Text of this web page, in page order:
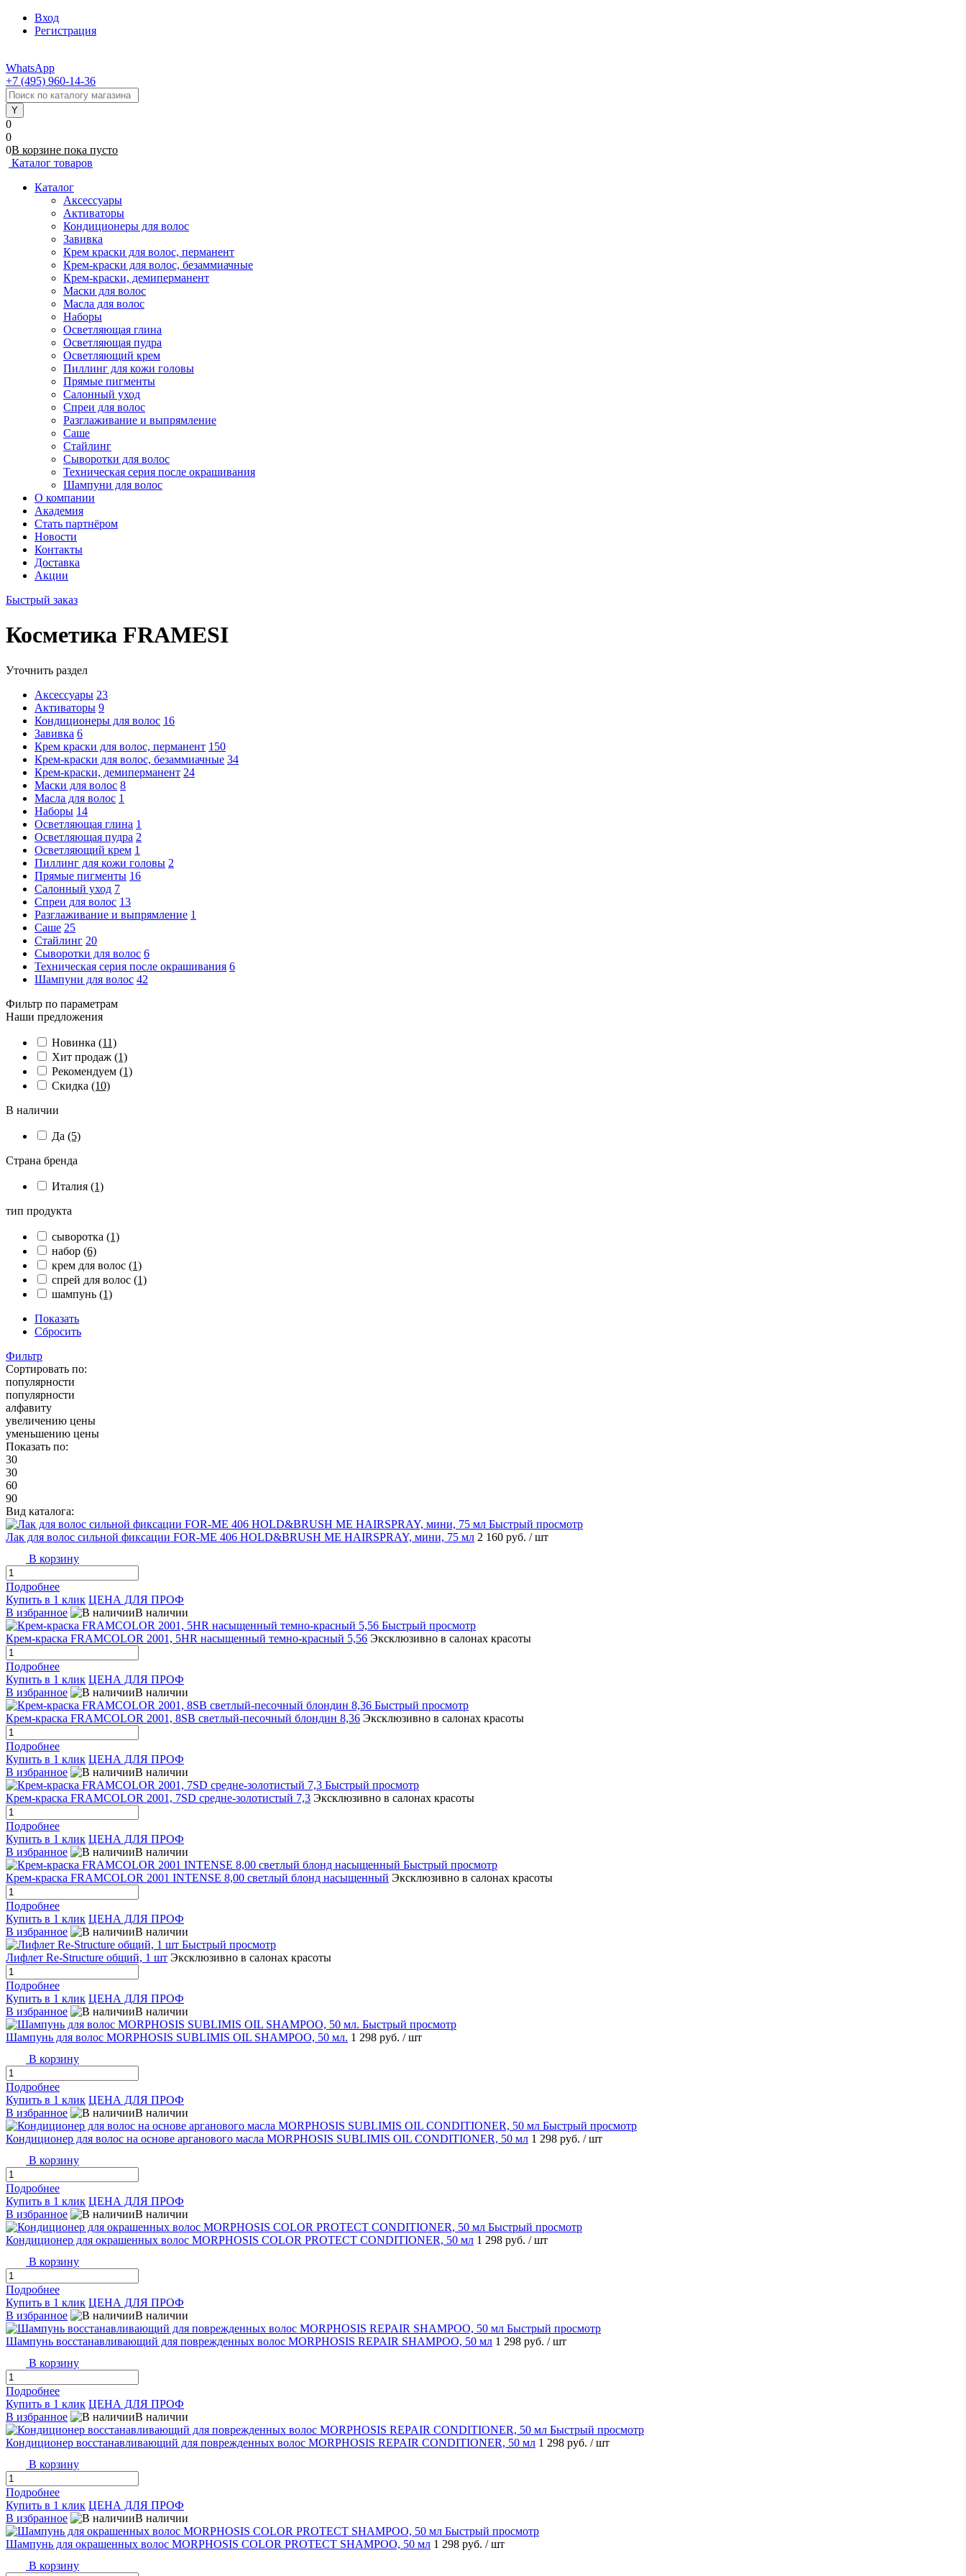
Вход
Регистрация
WhatsApp
+7 (495) 960-14-36
0
0
0В корзине пока пусто
Каталог товаров
Каталог
Аксессуары
Активаторы
Кондиционеры для волос
Завивка
Крем краски для волос, перманент
Крем-краски для волос, безаммиачные
Крем-краски, демиперманент
Маски для волос
Масла для волос
Наборы
Осветляющая глина
Осветляющая пудра
Осветляющий крем
Пиллинг для кожи головы
Прямые пигменты
Салонный уход
Спреи для волос
Разглаживание и выпрямление
Саше
Стайлинг
Сыворотки для волос
Техническая серия после окрашивания
Шампуни для волос
О компании
Академия
Стать партнёром
Новости
Контакты
Доставка
Акции
Быстрый заказ
Косметика FRAMESI
Уточнить раздел
Аксессуары 23
Активаторы 9
Кондиционеры для волос 16
Завивка 6
Крем краски для волос, перманент 150
Крем-краски для волос, безаммиачные 34
Крем-краски, демиперманент 24
Маски для волос 8
Масла для волос 1
Наборы 14
Осветляющая глина 1
Осветляющая пудра 2
Осветляющий крем 1
Пиллинг для кожи головы 2
Прямые пигменты 16
Салонный уход 7
Спреи для волос 13
Разглаживание и выпрямление 1
Саше 25
Стайлинг 20
Сыворотки для волос 6
Техническая серия после окрашивания 6
Шампуни для волос 42
Фильтр по параметрам
Наши предложения
Новинка (11)
Хит продаж (1)
Рекомендуем (1)
Скидка (10)
В наличии
Да (5)
Страна бренда
Италия (1)
тип продукта
сыворотка (1)
набор (6)
крем для волос (1)
спрей для волос (1)
шампунь (1)
Показать
Сбросить
Фильтр
Сортировать по:
популярности
популярности
алфавиту
увеличению цены
уменьшению цены
Показать по:
30
30
60
90
Вид каталога:
Быстрый просмотр
Лак для волос сильной фиксации FOR-ME 406 HOLD&BRUSH ME HAIRSPRAY, мини, 75 мл 2 160 руб. / шт
В корзину
Подробнее
Купить в 1 клик ЦЕНА ДЛЯ ПРОФ
В избранное
В наличии
Быстрый просмотр
Крем-краска FRAMCOLOR 2001, 5HR насыщенный темно-красный 5,56 Эксклюзивно в салонах красоты
Подробнее
Купить в 1 клик ЦЕНА ДЛЯ ПРОФ
В избранное
В наличии
Быстрый просмотр
Крем-краска FRAMCOLOR 2001, 8SB светлый-песочный блондин 8,36 Эксклюзивно в салонах красоты
Подробнее
Купить в 1 клик ЦЕНА ДЛЯ ПРОФ
В избранное
В наличии
Быстрый просмотр
Крем-краска FRAMCOLOR 2001, 7SD средне-золотистый 7,3 Эксклюзивно в салонах красоты
Подробнее
Купить в 1 клик ЦЕНА ДЛЯ ПРОФ
В избранное
В наличии
Быстрый просмотр
Крем-краска FRAMCOLOR 2001 INTENSE 8,00 светлый блонд насыщенный Эксклюзивно в салонах красоты
Подробнее
Купить в 1 клик ЦЕНА ДЛЯ ПРОФ
В избранное
В наличии
Быстрый просмотр
Лифлет Re-Structure общий, 1 шт Эксклюзивно в салонах красоты
Подробнее
Купить в 1 клик ЦЕНА ДЛЯ ПРОФ
В избранное
В наличии
Быстрый просмотр
Шампунь для волос MORPHOSIS SUBLIMIS OIL SHAMPOO, 50 мл. 1 298 руб. / шт
В корзину
Подробнее
Купить в 1 клик ЦЕНА ДЛЯ ПРОФ
В избранное
В наличии
Быстрый просмотр
Кондиционер для волос на основе арганового масла MORPHOSIS SUBLIMIS OIL CONDITIONER, 50 мл 1 298 руб. / шт
В корзину
Подробнее
Купить в 1 клик ЦЕНА ДЛЯ ПРОФ
В избранное
В наличии
Быстрый просмотр
Кондиционер для окрашенных волос MORPHOSIS COLOR PROTECT CONDITIONER, 50 мл 1 298 руб. / шт
В корзину
Подробнее
Купить в 1 клик ЦЕНА ДЛЯ ПРОФ
В избранное
В наличии
Быстрый просмотр
Шампунь восстанавливающий для поврежденных волос MORPHOSIS REPAIR SHAMPOO, 50 мл 1 298 руб. / шт
В корзину
Подробнее
Купить в 1 клик ЦЕНА ДЛЯ ПРОФ
В избранное
В наличии
Быстрый просмотр
Кондиционер восстанавливающий для поврежденных волос MORPHOSIS REPAIR CONDITIONER, 50 мл 1 298 руб. / шт
В корзину
Подробнее
Купить в 1 клик ЦЕНА ДЛЯ ПРОФ
В избранное
В наличии
Быстрый просмотр
Шампунь для окрашенных волос MORPHOSIS COLOR PROTECT SHAMPOO, 50 мл 1 298 руб. / шт
В корзину